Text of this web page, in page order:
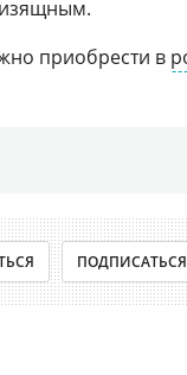
изящным.
приобрести в